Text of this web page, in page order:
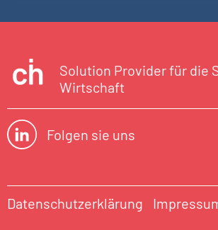
Solution Provider für die
Wirtschaft
Folgen sie uns
Datenschutzerklärung